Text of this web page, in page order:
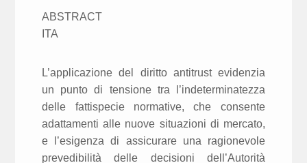
ABSTRACT
ITA
L’applicazione del diritto antitrust evidenzia
un punto di tensione tra l’indeterminatezza
delle fattispecie normative, che consente
adattamenti alle nuove situazioni di mercato,
e l’esigenza di assicurare una ragionevole
prevedibilità delle decisioni dell’Autorità